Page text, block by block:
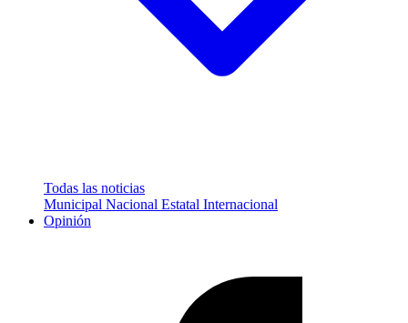
Todas las noticias
Municipal Nacional Estatal Internacional
Opinión